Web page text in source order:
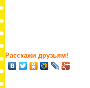
Расскажи друзьям!